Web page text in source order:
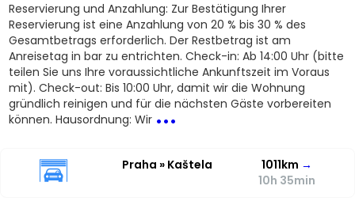
Reservierung und Anzahlung: Zur Bestätigung Ihrer
Reservierung ist eine Anzahlung von 20 % bis 30 % des
Gesamtbetrags erforderlich. Der Restbetrag ist am
Anreisetag in bar zu entrichten. Check-in: Ab 14:00 Uhr (bitte
teilen Sie uns Ihre voraussichtliche Ankunftszeit im Voraus
mit). Check-out: Bis 10:00 Uhr, damit wir die Wohnung
gründlich reinigen und für die nächsten Gäste vorbereiten
können. Hausordnung: Wir ...
Praha » Kaštela 1011km →
10h 35min